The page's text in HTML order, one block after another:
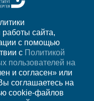
585
8:00-22:00
сайта,
с помощью
с Политикой
пользователей на
и согласен» или
соглашаетесь на
cookie-файлов